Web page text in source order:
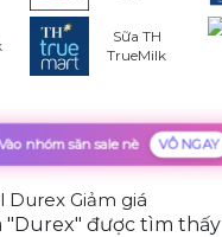
Sữa TH
TrueMilk
nhóm săn sale nè VÔ NGAY
Durex Giảm giá
"Durex" được tìm thấy